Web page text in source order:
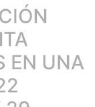
EN UNA